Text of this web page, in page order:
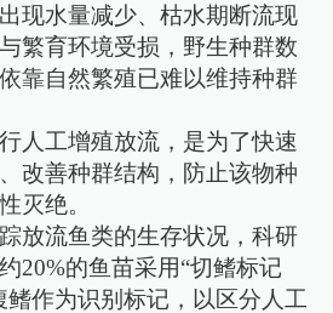
现水量减少、枯水期断流现
繁育环境受损，野生种群数
靠自然繁殖已难以维持种群
人工增殖放流，是为了快速
改善种群结构，防止该物种
灭绝。
放流鱼类的生存状况，科研
20%的鱼苗采用“切鳍标记
作为识别标记，以区分人工